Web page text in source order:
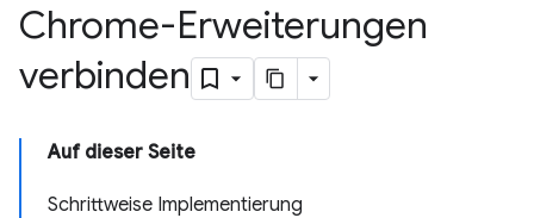
Chrome-Erweiterungen
verbinden
Auf dieser Seite
Schrittweise Implementierung